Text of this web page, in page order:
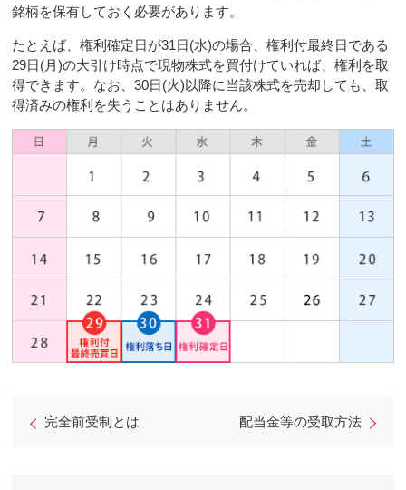
銘柄を保有しておく必要があります。
たとえば、権利確定日が31日(水)の場合、権利付最終日である
29日(月)の大引け時点で現物株式を買付けていれば、権利を取
得できます。なお、30日(火)以降に当該株式を売却しても、取
得済みの権利を失うことはありません。
配当金等の受取方法
完全前受制とは